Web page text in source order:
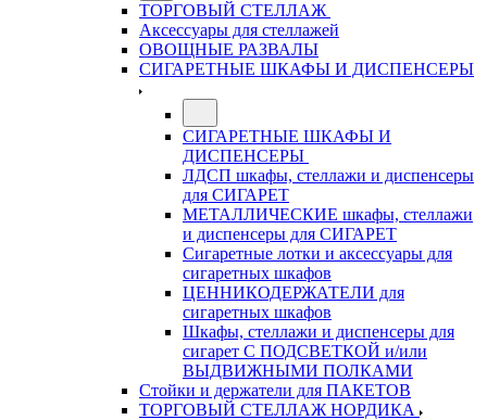
ТОРГОВЫЙ СТЕЛЛАЖ
Аксессуары для стеллажей
ОВОЩНЫЕ РАЗВАЛЫ
СИГАРЕТНЫЕ ШКАФЫ И ДИСПЕНСЕРЫ
СИГАРЕТНЫЕ ШКАФЫ И
ДИСПЕНСЕРЫ
ЛДСП шкафы, стеллажи и диспенсеры
для СИГАРЕТ
МЕТАЛЛИЧЕСКИЕ шкафы, стеллажи
и диспенсеры для СИГАРЕТ
Сигаретные лотки и аксессуары для
сигаретных шкафов
ЦЕННИКОДЕРЖАТЕЛИ для
сигаретных шкафов
Шкафы, стеллажи и диспенсеры для
сигарет С ПОДСВЕТКОЙ и/или
ВЫДВИЖНЫМИ ПОЛКАМИ
Стойки и держатели для ПАКЕТОВ
ТОРГОВЫЙ СТЕЛЛАЖ НОРДИКА